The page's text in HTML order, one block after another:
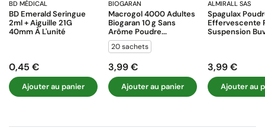
BD MÉDICAL
BD Emerald Seringue
2ml + Aiguille 21G
40mm À L'unité
Prix
0,45 €
Ajouter au panier
BIOGARAN
Macrogol 4000 Adultes
Biogaran 10 G Sans
Arôme Poudre...
20 sachets
Prix
3,99 €
Ajouter au panier
ALMIRALL SAS
Spagulax
Effervescente
Suspension
Prix
3,99 €
Ajouter au